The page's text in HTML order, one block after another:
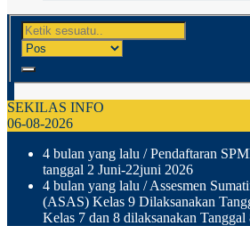
SEKILAS INFO
06-08-2026
4 bulan yang lalu / Pendaftaran
tanggal 2 Juni-22juni 2026
4 bulan yang lalu / Assesmen
(ASAS) Kelas 9 Dilaksanakan
Kelas 7 dan 8 dilaksanakan